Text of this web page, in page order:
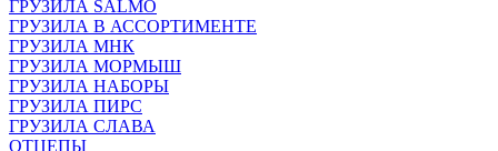
ГРУЗИЛА SALMO
ГРУЗИЛА В АССОРТИМЕНТЕ
ГРУЗИЛА МНК
ГРУЗИЛА МОРМЫШ
ГРУЗИЛА НАБОРЫ
ГРУЗИЛА ПИРС
ГРУЗИЛА СЛАВА
ОТЦЕПЫ